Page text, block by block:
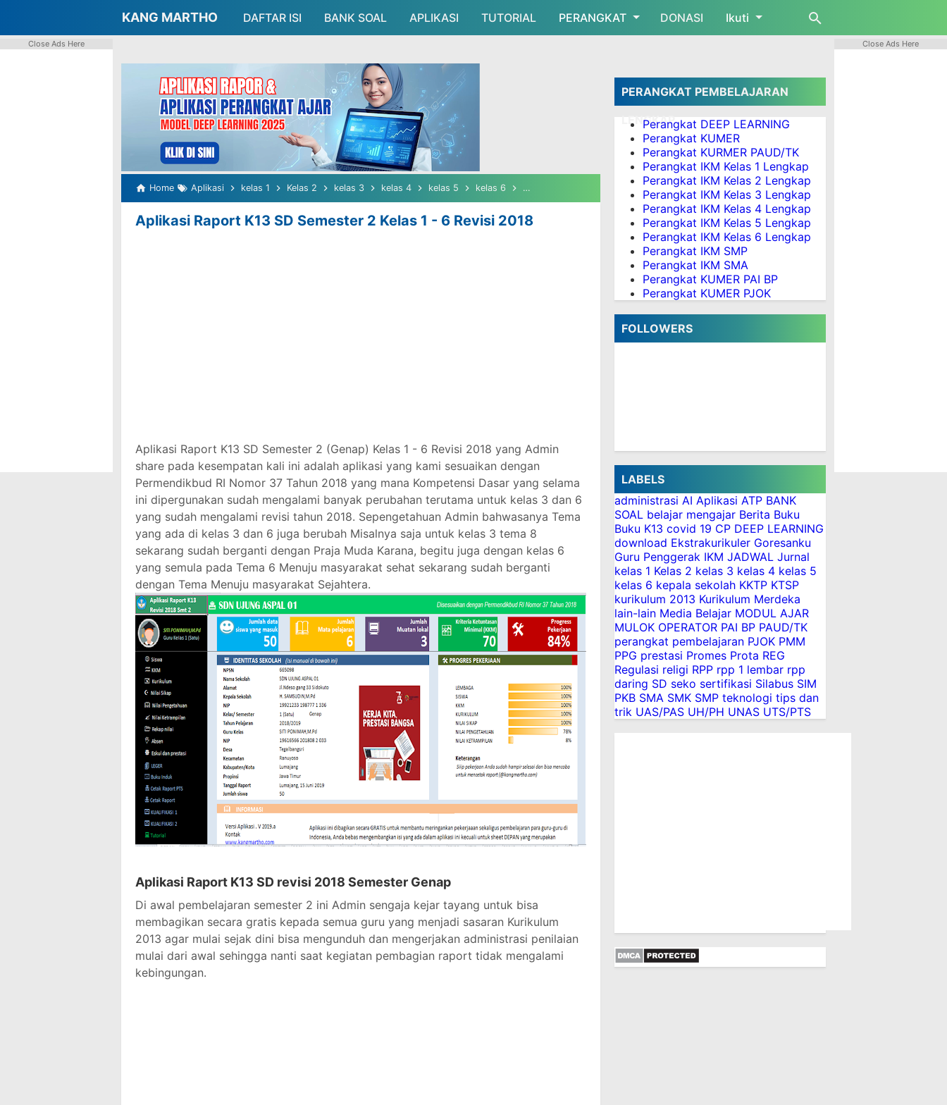
Skip to main content
KANG MARTHO DAFTAR ISI BANK SOAL APLIKASI TUTORIAL PERANGKAT DONASI Ikuti
Home Aplikasi kelas 1 Kelas 2 kelas 3 kelas 4 kelas 5 kelas 6 kurikulum 2013 Aplikasi Raport K13 SD Semester 2 Kelas 1 - 6 Revisi 2018
Aplikasi Raport K13 SD Semester 2 Kelas 1 - 6 Revisi 2018
Aplikasi Raport K13 SD Semester 2 (Genap) Kelas 1 - 6 Revisi 2018 yang Admin
share pada kesempatan kali ini adalah aplikasi yang kami sesuaikan dengan
Permendikbud RI Nomor 37 Tahun 2018 yang mana Kompetensi Dasar yang selama
ini dipergunakan sudah mengalami banyak perubahan terutama untuk kelas 3 dan 6
yang sudah mengalami revisi tahun 2018. Sepengetahuan Admin bahwasanya Tema
yang ada di kelas 3 dan 6 juga berubah Misalnya saja untuk kelas 3 tema 8
sekarang sudah berganti dengan Praja Muda Karana, begitu juga dengan kelas 6
yang semula pada Tema 6 Menuju masyarakat sehat sekarang sudah berganti
dengan Tema Menuju masyarakat Sejahtera.
Aplikasi Raport K13 SD revisi 2018 Semester Genap
Di awal pembelajaran semester 2 ini Admin sengaja kejar tayang untuk bisa
membagikan secara gratis kepada semua guru yang menjadi sasaran Kurikulum
2013 agar mulai sejak dini bisa mengunduh dan mengerjakan administrasi penilaian
mulai dari awal sehingga nanti saat kegiatan pembagian raport tidak mengalami
kebingungan.
Close Ads Here Close Ads Here
PERANGKAT PEMBELAJARAN
LENGKAP
Perangkat DEEP LEARNING
Perangkat KUMER
Perangkat KURMER PAUD/TK
Perangkat IKM Kelas 1 Lengkap
Perangkat IKM Kelas 2 Lengkap
Perangkat IKM Kelas 3 Lengkap
Perangkat IKM Kelas 4 Lengkap
Perangkat IKM Kelas 5 Lengkap
Perangkat IKM Kelas 6 Lengkap
Perangkat IKM SMP
Perangkat IKM SMA
Perangkat KUMER PAI BP
Perangkat KUMER PJOK
FOLLOWERS
LABELS
administrasi AI Aplikasi ATP BANK
SOAL belajar mengajar Berita Buku
Buku K13 covid 19 CP DEEP LEARNING
download Ekstrakurikuler Goresanku
Guru Penggerak IKM JADWAL Jurnal
kelas 1 Kelas 2 kelas 3 kelas 4 kelas 5
kelas 6 kepala sekolah KKTP KTSP
kurikulum 2013 Kurikulum Merdeka
lain-lain Media Belajar MODUL AJAR
MULOK OPERATOR PAI BP PAUD/TK
perangkat pembelajaran PJOK PMM
PPG prestasi Promes Prota REG
Regulasi religi RPP rpp 1 lembar rpp
daring SD seko sertifikasi Silabus SIM
PKB SMA SMK SMP teknologi tips dan
trik UAS/PAS UH/PH UNAS UTS/PTS